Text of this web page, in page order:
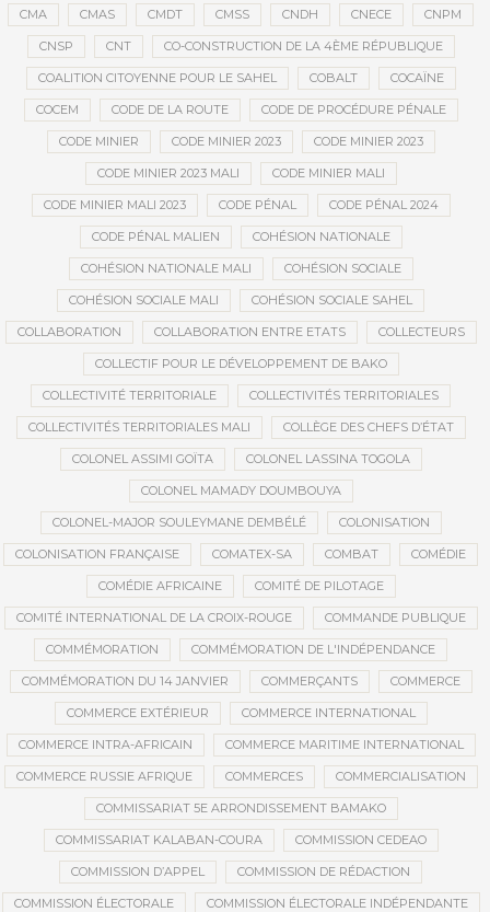
CMA CMAS CMDT CMSS CNDH CNECE CNPM
CNSP CNT CO-CONSTRUCTION DE LA 4ÈME RÉPUBLIQUE
COALITION CITOYENNE POUR LE SAHEL COBALT COCAÏNE
COCEM CODE DE LA ROUTE CODE DE PROCÉDURE PÉNALE
CODE MINIER CODE MINIER 2023 CODE MINIER 2023
CODE MINIER 2023 MALI CODE MINIER MALI
CODE MINIER MALI 2023 CODE PÉNAL CODE PÉNAL 2024
CODE PÉNAL MALIEN COHÉSION NATIONALE
COHÉSION NATIONALE MALI COHÉSION SOCIALE
COHÉSION SOCIALE MALI COHÉSION SOCIALE SAHEL
COLLABORATION COLLABORATION ENTRE ETATS COLLECTEURS
COLLECTIF POUR LE DÉVELOPPEMENT DE BAKO
COLLECTIVITÉ TERRITORIALE COLLECTIVITÉS TERRITORIALES
COLLECTIVITÉS TERRITORIALES MALI COLLÈGE DES CHEFS D’ÉTAT
COLONEL ASSIMI GOÏTA COLONEL LASSINA TOGOLA
COLONEL MAMADY DOUMBOUYA
COLONEL-MAJOR SOULEYMANE DEMBÉLÉ COLONISATION
COLONISATION FRANÇAISE COMATEX-SA COMBAT COMÉDIE
COMÉDIE AFRICAINE COMITÉ DE PILOTAGE
COMITÉ INTERNATIONAL DE LA CROIX-ROUGE COMMANDE PUBLIQUE
COMMÉMORATION COMMÉMORATION DE L'INDÉPENDANCE
COMMÉMORATION DU 14 JANVIER COMMERÇANTS COMMERCE
COMMERCE EXTÉRIEUR COMMERCE INTERNATIONAL
COMMERCE INTRA-AFRICAIN COMMERCE MARITIME INTERNATIONAL
COMMERCE RUSSIE AFRIQUE COMMERCES COMMERCIALISATION
COMMISSARIAT 5E ARRONDISSEMENT BAMAKO
COMMISSARIAT KALABAN-COURA COMMISSION CEDEAO
COMMISSION D’APPEL COMMISSION DE RÉDACTION
COMMISSION ÉLECTORALE COMMISSION ÉLECTORALE INDÉPENDANTE